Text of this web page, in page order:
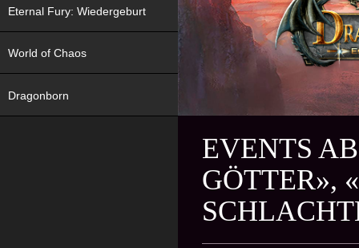
EVENTS
GÖTTER»,
Eternal Fury: Wiedergeburt
World of Chaos
Dragonborn